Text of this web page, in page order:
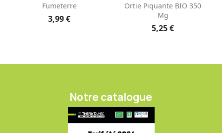
Fumeterre
3,99 €
Ortie Piquante BIO 350
Mg
5,25 €
Notre catalogue